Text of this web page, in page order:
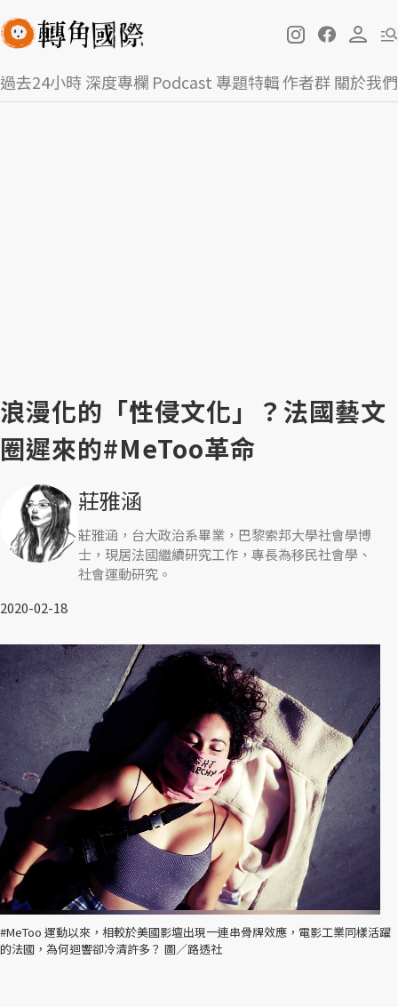
過去24小時深度專欄 Podcast 專題特輯作者群關於我們
浪漫化的「性侵文化」？法國藝文
圈遲來的#MeToo革命
莊雅涵
莊雅涵，台大政治系畢業，巴黎索邦大學社會學博
士，現居法國繼續研究工作，專長為移民社會學、
社會運動研究。
2020-02-18
#MeToo 運動以來，相較於美國影壇出現一連串骨牌效應，電影工業同樣活躍
的法國，為何迴響卻冷清許多？ 圖／路透社